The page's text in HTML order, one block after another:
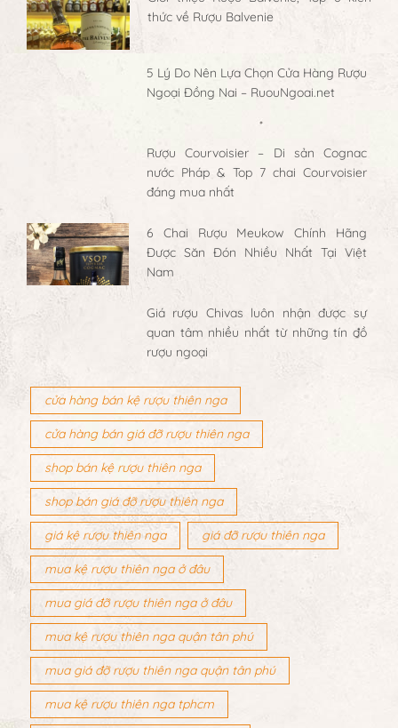
thức về Rượu Balvenie
5 Lý Do Nên Lựa Chọn Cửa Hàng Rượu
Ngoại Đồng Nai – RuouNgoai.net
Rượu Courvoisier – Di sản Cognac
nước Pháp & Top 7 chai Courvoisier
đáng mua nhất
6 Chai Rượu Meukow Chính Hãng
Được Săn Đón Nhiều Nhất Tại Việt
Nam
Giá rượu Chivas luôn nhận được sự
quan tâm nhiều nhất từ những tín đồ
rượu ngoại
cửa hàng bán kệ rượu thiên nga
cửa hàng bán giá đỡ rượu thiên nga
shop bán kệ rượu thiên nga
shop bán giá đỡ rượu thiên nga
giá kệ rượu thiên nga giá đỡ rượu thiên nga
mua kệ rượu thiên nga ở đâu
mua giá đỡ rượu thiên nga ở đâu
mua kệ rượu thiên nga quận tân phú
mua giá đỡ rượu thiên nga quận tân phú
mua kệ rượu thiên nga tphcm